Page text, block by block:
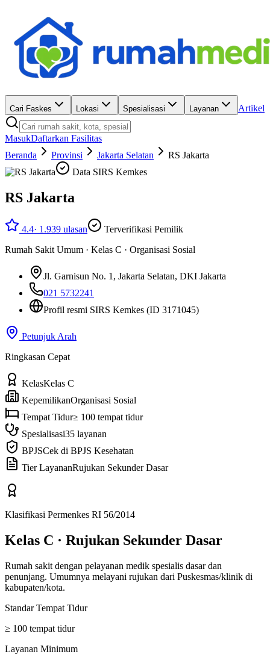
Cari Faskes Lokasi Spesialisasi Layanan Artikel
MasukDaftarkan Fasilitas
Beranda
Provinsi Jakarta Selatan
RS Jakarta
Data SIRS Kemkes
RS Jakarta
4.4· 1.939 ulasan
Terverifikasi Pemilik
Rumah Sakit Umum · Kelas C · Organisasi Sosial
Jl. Garnisun No. 1 , Jakarta Selatan, DKI Jakarta
021 5732241
Profil resmi SIRS Kemkes (ID 3171045)
Petunjuk Arah
Ringkasan Cepat
KelasKelas C
KepemilikanOrganisasi Sosial
Tempat Tidur≥ 100 tempat tidur
Spesialisasi35 layanan
BPJSCek di BPJS Kesehatan
Tier LayananRujukan Sekunder Dasar
Klasifikasi Permenkes RI 56/2014
Kelas C · Rujukan Sekunder Dasar
Rumah sakit dengan pelayanan medik spesialis dasar dan
penunjang. Umumnya melayani rujukan dari Puskesmas/klinik di
kabupaten/kota.
Standar Tempat Tidur
≥ 100 tempat tidur
Layanan Minimum